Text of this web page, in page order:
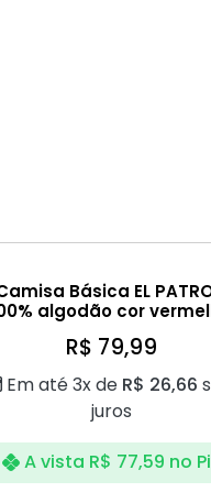
Básica EL
algodão cor
R$ 79,99
Em até 3x de R$ 26,66
juros
A vista R$ 77,59 no